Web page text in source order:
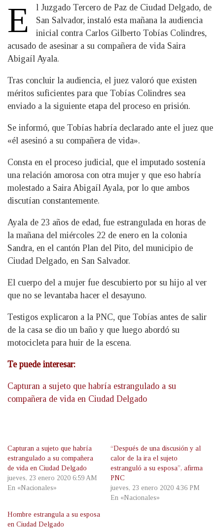
E
l Juzgado Tercero de Paz de Ciudad Delgado, de
San Salvador, instaló esta mañana la audiencia
inicial contra Carlos Gilberto Tobías Colindres,
acusado de asesinar a su compañera de vida Saira
Abigaíl Ayala.
Tras concluir la audiencia, el juez valoró que existen
méritos suficientes para que Tobías Colindres sea
enviado a la siguiente etapa del proceso en prisión.
Se informó, que Tobías habría declarado ante el juez que
«él asesinó a su compañera de vida».
Consta en el proceso judicial, que el imputado sostenía
una relación amorosa con otra mujer y que eso habría
molestado a Saira Abigaíl Ayala, por lo que ambos
discutían constantemente.
Ayala de 23 años de edad, fue estrangulada en horas de
la mañana del miércoles 22 de enero en la colonia
Sandra, en el cantón Plan del Pito, del municipio de
Ciudad Delgado, en San Salvador.
El cuerpo del a mujer fue descubierto por su hijo al ver
que no se levantaba hacer el desayuno.
Testigos explicaron a la PNC, que Tobías antes de salir
de la casa se dio un baño y que luego abordó su
motocicleta para huir de la escena.
Te puede interesar:
Capturan a sujeto que habría estrangulado a su
compañera de vida en Ciudad Delgado
Capturan a sujeto que habría
estrangulado a su compañera
de vida en Ciudad Delgado
jueves, 23 enero 2020 6:59 AM
En «Nacionales»
“Después de una discusión y al
calor de la ira el sujeto
estranguló a su esposa”, afirma
PNC
jueves, 23 enero 2020 4:36 PM
En «Nacionales»
Hombre estrangula a su esposa
en Ciudad Delgado